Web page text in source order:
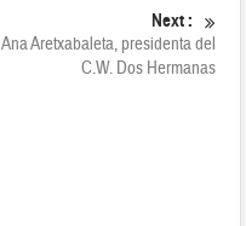
Next :
Ana Aretxabaleta, presidenta del
C.W. Dos Hermanas